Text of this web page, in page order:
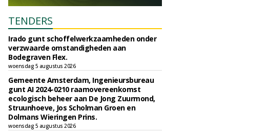
TENDERS
Irado gunt schoffelwerkzaamheden onder
verzwaarde omstandigheden aan
Bodegraven Flex.
woensdag 5 augustus 2026
Gemeente Amsterdam, Ingenieursbureau
gunt AI 2024-0210 raamovereenkomst
ecologisch beheer aan De Jong Zuurmond,
Struunhoeve, Jos Scholman Groen en
Dolmans Wieringen Prins.
woensdag 5 augustus 2026